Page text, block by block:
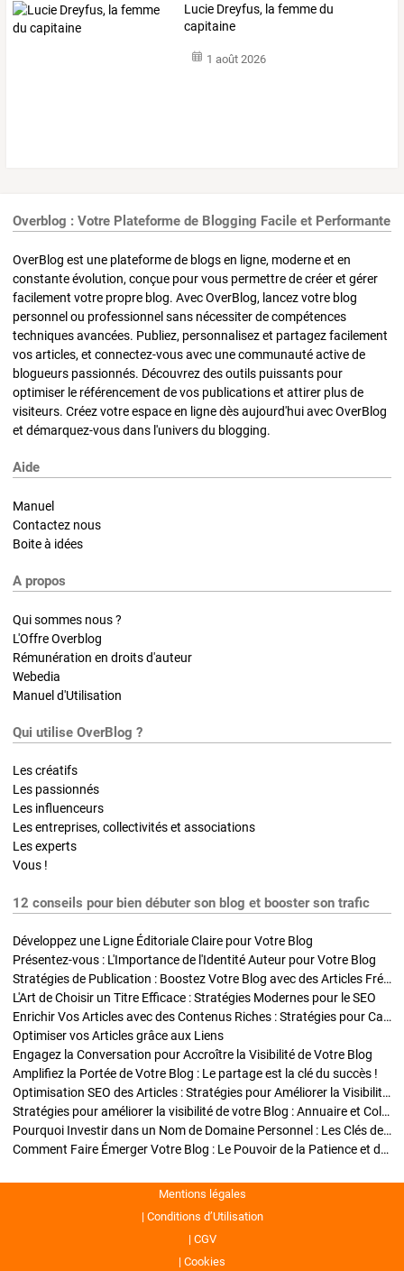
Lucie Dreyfus, la femme du
capitaine
1 août 2026
Overblog : Votre Plateforme de Blogging Facile et Performante
OverBlog est une plateforme de blogs en ligne, moderne et en
constante évolution, conçue pour vous permettre de créer et gérer
facilement votre propre blog. Avec OverBlog, lancez votre blog
personnel ou professionnel sans nécessiter de compétences
techniques avancées. Publiez, personnalisez et partagez facilement
vos articles, et connectez-vous avec une communauté active de
blogueurs passionnés. Découvrez des outils puissants pour
optimiser le référencement de vos publications et attirer plus de
visiteurs. Créez votre espace en ligne dès aujourd'hui avec OverBlog
et démarquez-vous dans l'univers du blogging.
Aide
Manuel
Contactez nous
Boite à idées
A propos
Qui sommes nous ?
L'Offre Overblog
Rémunération en droits d'auteur
Webedia
Manuel d'Utilisation
Qui utilise OverBlog ?
Les créatifs
Les passionnés
Les influenceurs
Les entreprises, collectivités et associations
Les experts
Vous !
12 conseils pour bien débuter son blog et booster son trafic
Développez une Ligne Éditoriale Claire pour Votre Blog
Présentez-vous : L'Importance de l'Identité Auteur pour Votre Blog
Stratégies de Publication : Boostez Votre Blog avec des Articles Fréquents et Exclusifs
L'Art de Choisir un Titre Efficace : Stratégies Modernes pour le SEO
Enrichir Vos Articles avec des Contenus Riches : Stratégies pour Captiver et Optimiser
Optimiser vos Articles grâce aux Liens
Engagez la Conversation pour Accroître la Visibilité de Votre Blog
Amplifiez la Portée de Votre Blog : Le partage est la clé du succès !
Optimisation SEO des Articles : Stratégies pour Améliorer la Visibilité de Votre Blog
Stratégies pour améliorer la visibilité de votre Blog : Annuaire et Collaborations
Pourquoi Investir dans un Nom de Domaine Personnel : Les Clés de la Réussite de Votre Blog
Comment Faire Émerger Votre Blog : Le Pouvoir de la Patience et de la Persévérance
Mentions légales
Conditions d’Utilisation
CGV
Cookies